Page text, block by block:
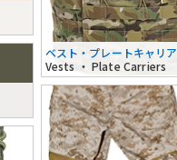
ベスト・プレートキャリア
Vests ・ Plate Carriers